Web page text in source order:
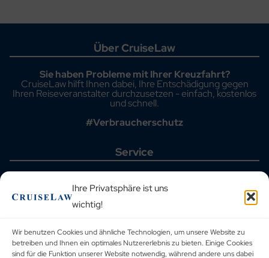
Ihre Privatsphäre ist uns
wichtig!
Wir benutzen Cookies und ähnliche Technologien, um unsere Website zu
betreiben und Ihnen ein optimales Nutzererlebnis zu bieten. Einige Cookies
sind für die Funktion unserer Website notwendig, während andere uns dabei
Über CruiseLaw
Sie haben Probleme mit Ihrer Kreuzfahrt?
CruiseLaw hilft Ihnen dabei, Ihre Entschädigung gegen
Ihren Reiseveranstalter durchzusetzen - einfach, kostenlos
und schnell.
#Verbraucherschutz
Service
Aktuelle Fälle
Kreuzfahrthäfen
Blog
Urteilsdatenbank
Kontakt